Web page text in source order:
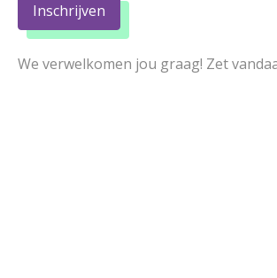
Inschrijven
We verwelkomen jou graag! Zet